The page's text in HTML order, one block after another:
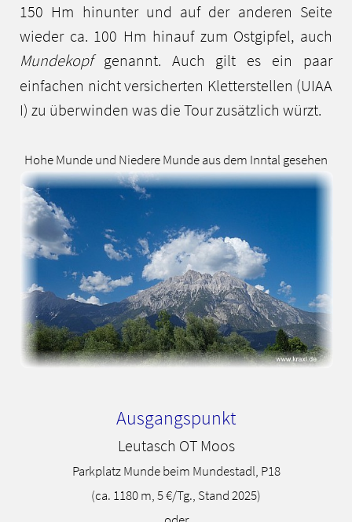
150 Hm hinunter und auf der anderen Seite
wieder ca. 100 Hm hinauf zum Ostgipfel, auch
Mundekopfgenannt. Auch gilt es ein paar
einfachen nicht versicherten Kletterstellen (UIAA
I) zu überwinden was die Tour zusätzlich würzt.
Hohe Munde und Niedere Munde aus dem Inntal gesehen
Ausgangspunkt
Leutasch OT Moos
Parkplatz Munde beim Mundestadl, P18
(ca. 1180 m, 5 €/Tg., Stand 2025)